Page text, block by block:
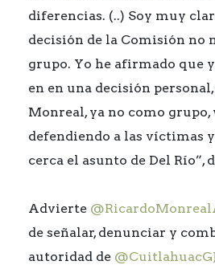
diferencias. (..) Soy muy
decisión de la Comisión no
grupo. Yo he afirmado que
en en una decisión
Monreal, ya no como
defendiendo a las víctimas
cerca el asunto de Del Río”,
Advierte
de señalar, denunciar y
autoridad de